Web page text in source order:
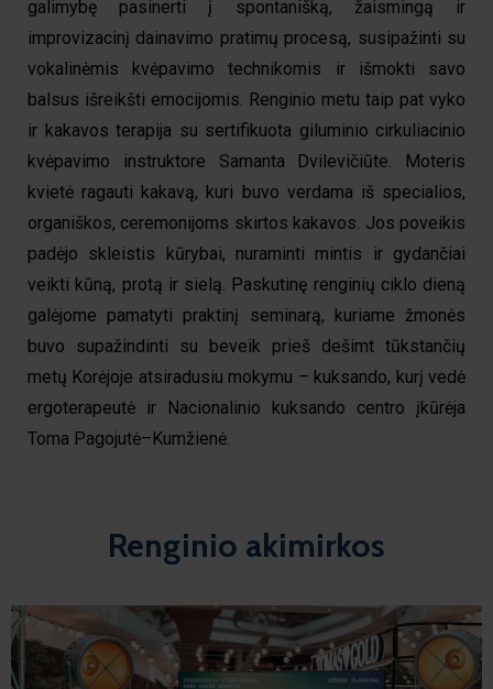
galimybę pasinerti į spontanišką, žaismingą ir
improvizacinį dainavimo pratimų procesą, susipažinti su
vokalinėmis kvėpavimo technikomis ir išmokti savo
balsus išreikšti emocijomis. Renginio metu taip pat vyko
ir kakavos terapija su sertifikuota giluminio cirkuliacinio
kvėpavimo instruktore Samanta Dvilevičiūte. Moteris
kvietė ragauti kakavą, kuri buvo verdama iš specialios,
organiškos, ceremonijoms skirtos kakavos. Jos poveikis
padėjo skleistis kūrybai, nuraminti mintis ir gydančiai
veikti kūną, protą ir sielą. Paskutinę renginių ciklo dieną
galėjome pamatyti praktinį seminarą, kuriame žmonės
buvo supažindinti su beveik prieš dešimt tūkstančių
metų Korėjoje atsiradusiu mokymu – kuksando, kurį vedė
ergoterapeutė ir Nacionalinio kuksando centro įkūrėja
Toma Pagojutė–Kumžienė.
Renginio akimirkos